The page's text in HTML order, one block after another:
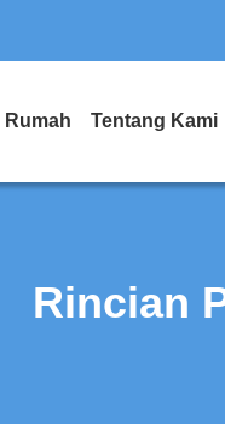
Rumah Tentang Kami
Rincian